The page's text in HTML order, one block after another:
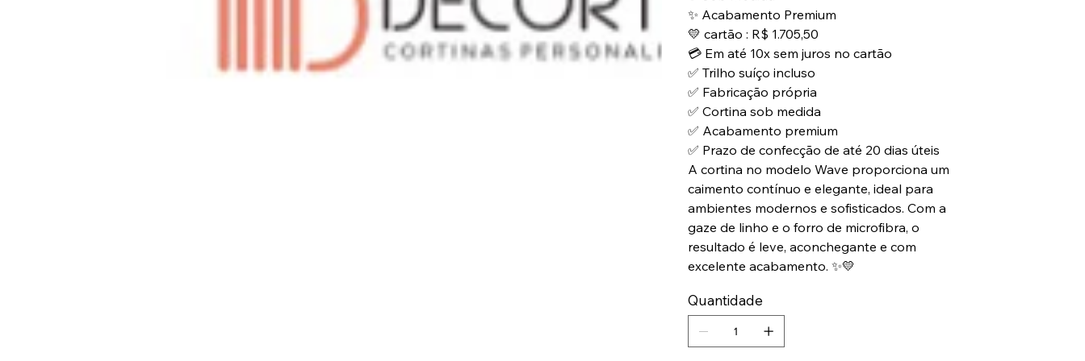
✨ Acabamento Premium
💛 cartão : R$ 1.705,50
💳 Em até 10x sem juros no cartão
✅ Trilho suíço incluso
✅ Fabricação própria
✅ Cortina sob medida
✅ Acabamento premium
✅ Prazo de confecção de até 20 dias úteis
A cortina no modelo Wave proporciona um
caimento contínuo e elegante, ideal para
ambientes modernos e sofisticados. Com a
gaze de linho e o forro de microfibra, o
resultado é leve, aconchegante e com
excelente acabamento. ✨💛
Quantidade